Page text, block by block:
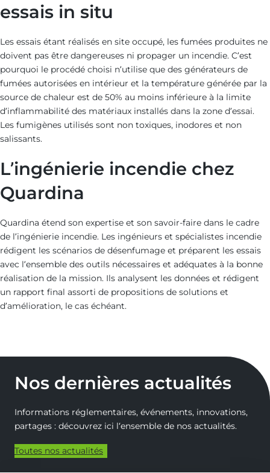
essais in situ
Les essais étant réalisés en site occupé, les fumées produites ne
doivent pas être dangereuses ni propager un incendie. C’est
pourquoi le procédé choisi n’utilise que des générateurs de
fumées autorisées en intérieur et la température générée par la
source de chaleur est de 50% au moins inférieure à la limite
d’inflammabilité des matériaux installés dans la zone d’essai.
Les fumigènes utilisés sont non toxiques, inodores et non
salissants.
L’ingénierie incendie chez
Quardina
Quardina étend son expertise et son savoir-faire dans le cadre
de l’ingénierie incendie. Les ingénieurs et spécialistes incendie
rédigent les scénarios de désenfumage et préparent les essais
avec l’ensemble des outils nécessaires et adéquates à la bonne
réalisation de la mission. Ils analysent les données et rédigent
un rapport final assorti de propositions de solutions et
d’amélioration, le cas échéant.
Nos dernières actualités
Informations réglementaires, événements, innovations,
partages : découvrez ici l‘ensemble de nos actualités.
Toutes nos actualités